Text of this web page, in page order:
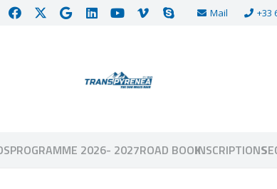
Mail +33
PROGRAMME 2026- 2027ROAD BOOKINSCRIPTIONS